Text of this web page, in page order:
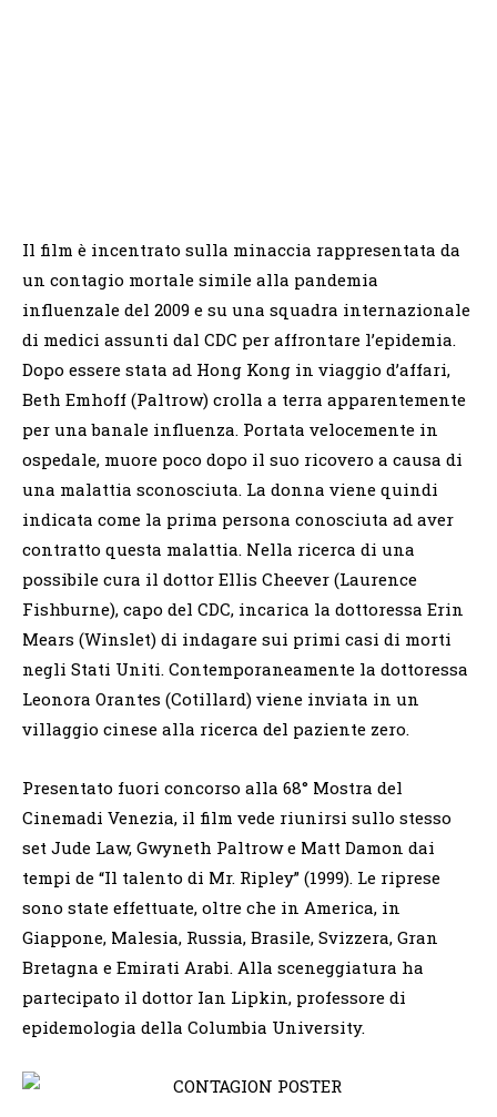
Il film è incentrato sulla minaccia rappresentata da
un contagio mortale simile alla pandemia
influenzale del 2009 e su una squadra internazionale
di medici assunti dal CDC per affrontare l’epidemia.
Dopo essere stata ad Hong Kong in viaggio d’affari,
Beth Emhoff (Paltrow) crolla a terra apparentemente
per una banale influenza. Portata velocemente in
ospedale, muore poco dopo il suo ricovero a causa di
una malattia sconosciuta. La donna viene quindi
indicata come la prima persona conosciuta ad aver
contratto questa malattia. Nella ricerca di una
possibile cura il dottor Ellis Cheever (Laurence
Fishburne), capo del CDC, incarica la dottoressa Erin
Mears (Winslet) di indagare sui primi casi di morti
negli Stati Uniti. Contemporaneamente la dottoressa
Leonora Orantes (Cotillard) viene inviata in un
villaggio cinese alla ricerca del paziente zero.
Presentato fuori concorso alla 68° Mostra del
Cinemadi Venezia, il film vede riunirsi sullo stesso
set Jude Law, Gwyneth Paltrow e Matt Damon dai
tempi de “Il talento di Mr. Ripley” (1999). Le riprese
sono state effettuate, oltre che in America, in
Giappone, Malesia, Russia, Brasile, Svizzera, Gran
Bretagna e Emirati Arabi. Alla sceneggiatura ha
partecipato il dottor Ian Lipkin, professore di
epidemologia della Columbia University.